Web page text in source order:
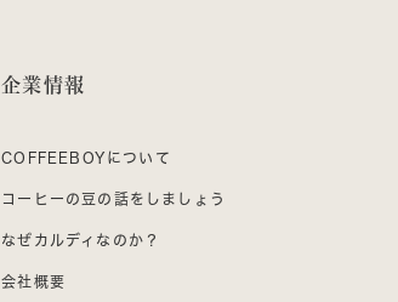
企業情報
COFFEEBOYについて
コーヒーの豆の話をしましょう
なぜカルディなのか？
会社概要